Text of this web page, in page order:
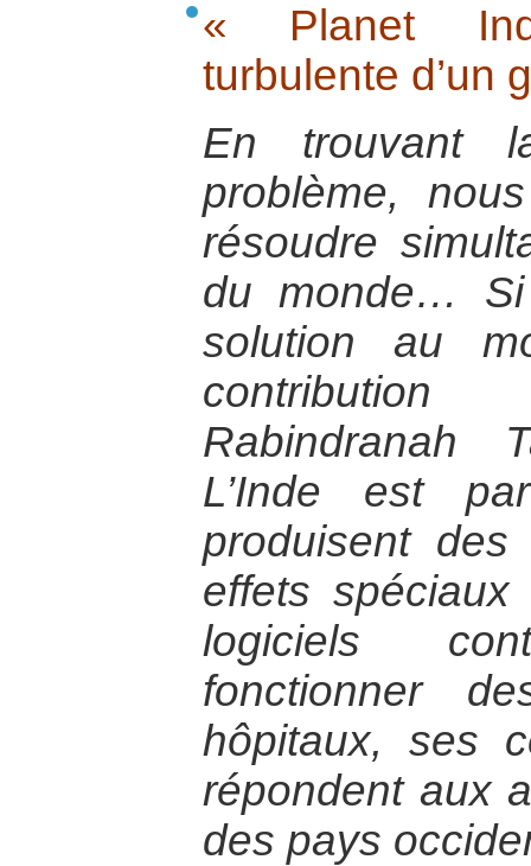
« Planet
turbulente d’un
En trouvant
problème,
résoudre
du monde… Si
solution au
contribution
Rabindranah
L’Inde est
produisent
effets
logiciels
fonctionner
hôpitaux, ses
répondent aux
des pays